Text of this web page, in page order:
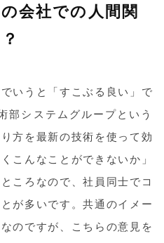
会社での人間関
いうと「すこぶる良い」で
部システムグループという
方を最新の技術を使って効
こんなことができないか」
ころなので、社員同士でコ
が多いです。共通のイメー
のですが、こちらの意見を